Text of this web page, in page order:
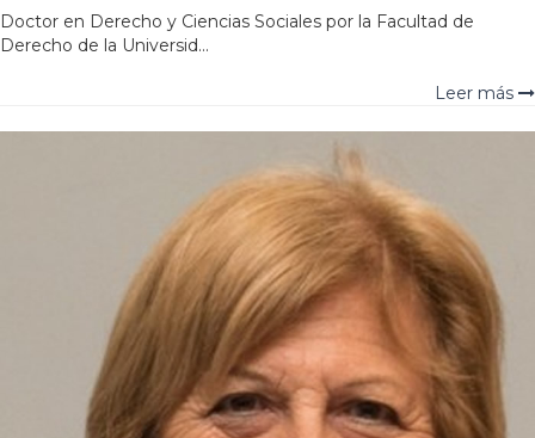
Doctor en Derecho y Ciencias Sociales por la Facultad de
Derecho de la Universid...
Leer más